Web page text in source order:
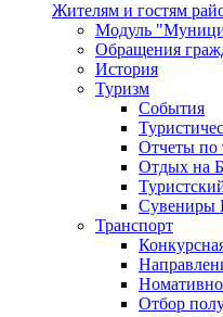
Жителям и гостям
Модуль
Обращения
История
Туризм
События
Отчеты по
Отдых на
Сувениры
Транспорт
Отбор